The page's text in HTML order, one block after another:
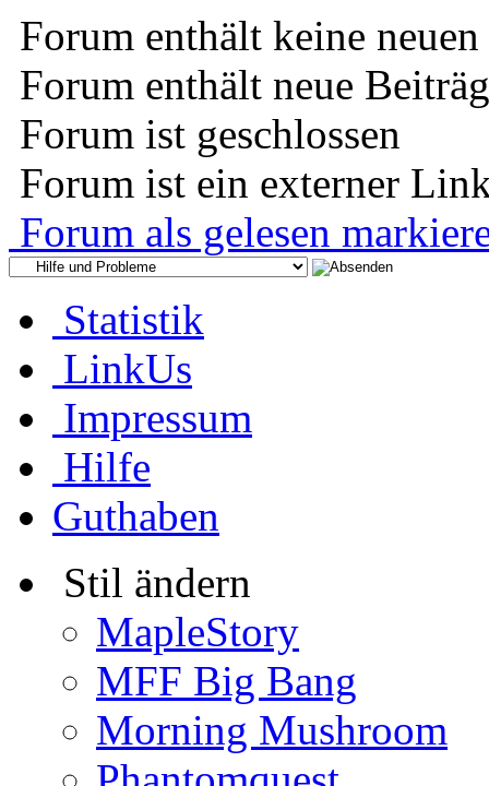
Forum enthält keine
Forum enthält neue
Forum ist geschlossen
Forum ist ein externer
Forum als gelesen
Statistik
LinkUs
Impressum
Hilfe
Guthaben
Stil ändern
MapleStory
MFF Big Bang
Morning Mushroom